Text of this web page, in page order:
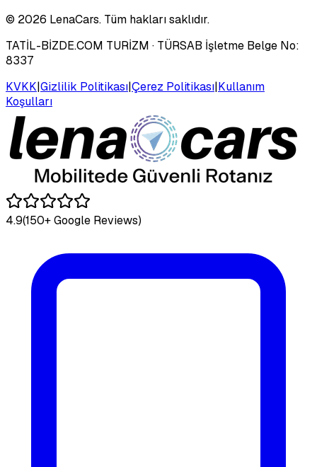
© 2026 LenaCars. Tüm hakları saklıdır.
TATİL-BİZDE.COM TURİZM · TÜRSAB İşletme Belge No:
8337
KVKK|Gizlilik Politikası|Çerez Politikası|Kullanım
Koşulları
4.9(150+ Google Reviews)